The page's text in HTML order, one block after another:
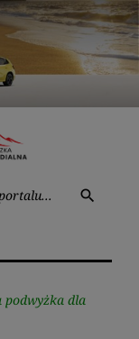
search
podwyżka dla